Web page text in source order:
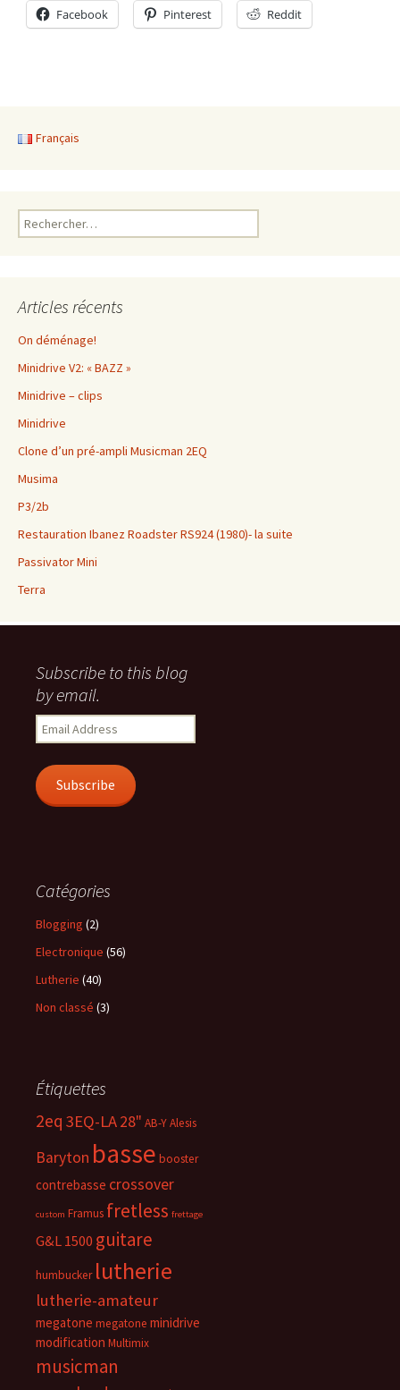
Facebook Pinterest Reddit
Français
Rechercher :
Articles récents
On déménage!
Minidrive V2: « BAZZ »
Minidrive – clips
Minidrive
Clone d’un pré-ampli Musicman 2EQ
Musima
P3/2b
Restauration Ibanez Roadster RS924 (1980)- la suite
Passivator Mini
Terra
Subscribe to this blog
by email.
Email
Address
Subscribe
Catégories
Blogging (2)
Electronique (56)
Lutherie (40)
Non classé (3)
Étiquettes
2eq 3EQ-LA28" AB-YAlesis
Baryton basse booster
contrebasse crossover
custom Framus fretless frettage
G&L 1500 guitare
humbucker lutherie
lutherie-amateur
megatone megatone minidrive
modification Multimix
musicman